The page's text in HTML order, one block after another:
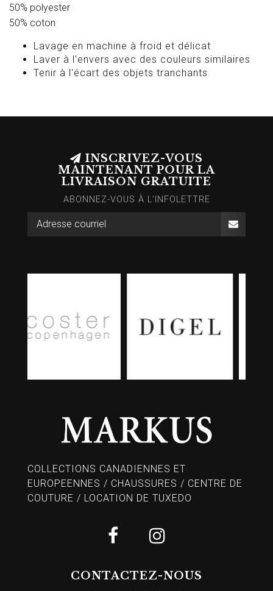
50% polyester
50% coton
Lavage en machine à froid et délicat
Laver à l'envers avec des couleurs similaires
Tenir à l'écart des objets tranchants
INSCRIVEZ-VOUS
MAINTENANT POUR LA
LIVRAISON GRATUITE
ABONNEZ-VOUS À L’INFOLETTRE
COLLECTIONS CANADIENNES ET
EUROPEENNES / CHAUSSURES / CENTRE DE
COUTURE / LOCATION DE TUXEDO
CONTACTEZ-NOUS